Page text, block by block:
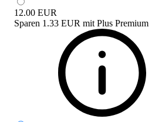
12.00 EUR
Sparen 1.33 EUR mit Plus Premium